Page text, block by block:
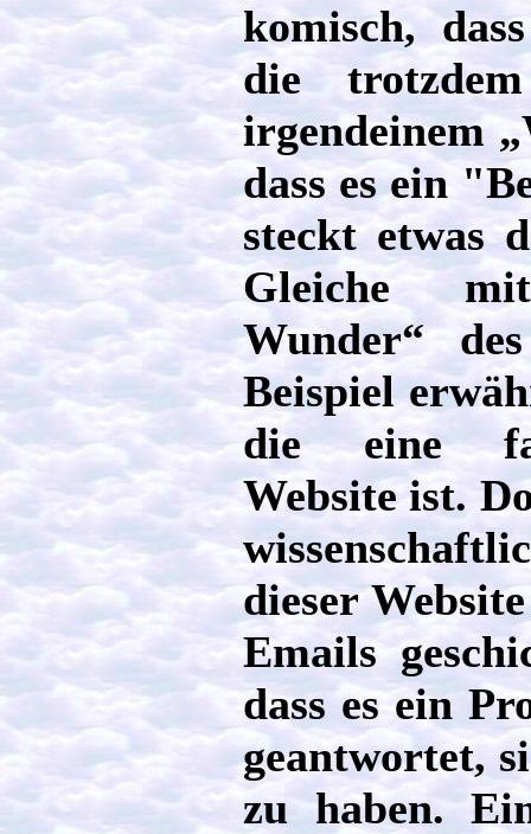
komisch,
die
irgendeinem
dass es ein
steckt etwas
Gleiche
Wunder“
Beispiel
die eine
Website ist.
dieser
Emails
dass es ein
geantwortet,
zu haben.